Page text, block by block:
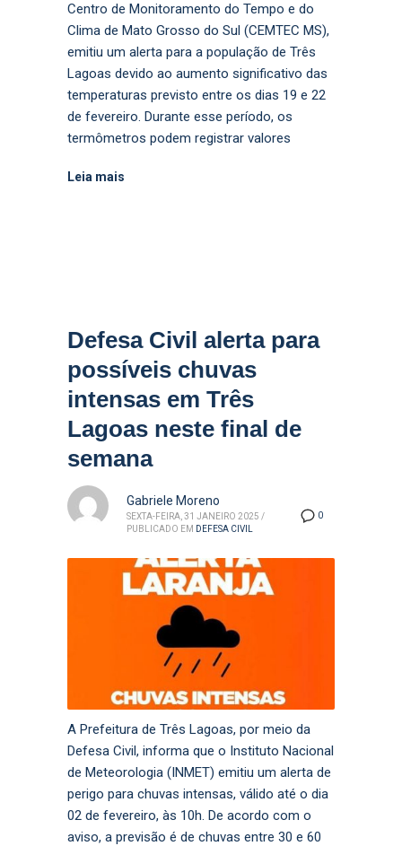
Centro de Monitoramento do Tempo e do
Clima de Mato Grosso do Sul (CEMTEC MS),
emitiu um alerta para a população de Três
Lagoas devido ao aumento significativo das
temperaturas previsto entre os dias 19 e 22
de fevereiro. Durante esse período, os
termômetros podem registrar valores
Leia mais
Defesa Civil alerta para
possíveis chuvas
intensas em Três
Lagoas neste final de
semana
0
Gabriele Moreno
SEXTA-FEIRA, 31 JANEIRO 2025 /
PUBLICADO EM DEFESA CIVIL
A Prefeitura de Três Lagoas, por meio da
Defesa Civil, informa que o Instituto Nacional
de Meteorologia (INMET) emitiu um alerta de
perigo para chuvas intensas, válido até o dia
02 de fevereiro, às 10h. De acordo com o
aviso, a previsão é de chuvas entre 30 e 60